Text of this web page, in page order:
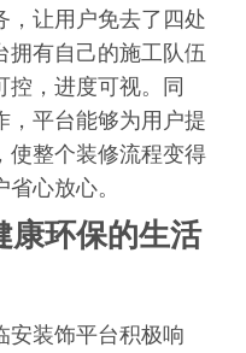
，让用户免去了四处
拥有自己的施工队伍
控，进度可视。同
，平台能够为用户提
使整个装修流程变得
心放心。
康环保的生活
安装饰平台积极响